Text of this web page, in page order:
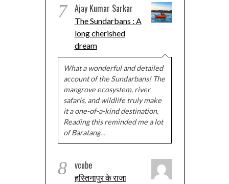
7 Ajay Kumar Sarkar
The Sundarbans : A
long cherished
dream
What a wonderful and detailed
account of the Sundarbans! The
mangrove ecosystem, river
safaris, and wildlife truly make
it a one-of-a-kind destination.
Reading this reminded me a lot
of Baratang…
8 vcube
हस्तिनापुर के राजा